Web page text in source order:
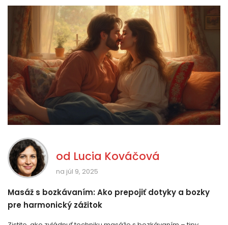
od Lucia Kováčová
na júl 9, 2025
Masáž s bozkávaním: Ako prepojiť dotyky a bozky
pre harmonický zážitok